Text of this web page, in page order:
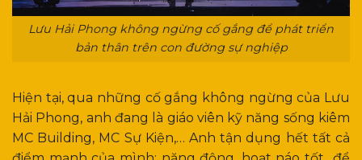
Lưu Hải Phong không ngừng cố gắng để phát triển
bản thân trên con đường sự nghiệp
Hiện tại, qua những cố gắng không ngừng của Lưu
Hải Phong, anh đang là giáo viên kỹ năng sống kiêm
MC Building, MC Sự Kiện,… Anh tận dụng hết tất cả